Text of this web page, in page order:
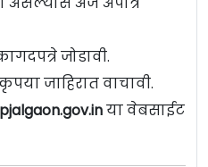
जोडावी.
जाहिरात वाचावी.
या वेबसाईट